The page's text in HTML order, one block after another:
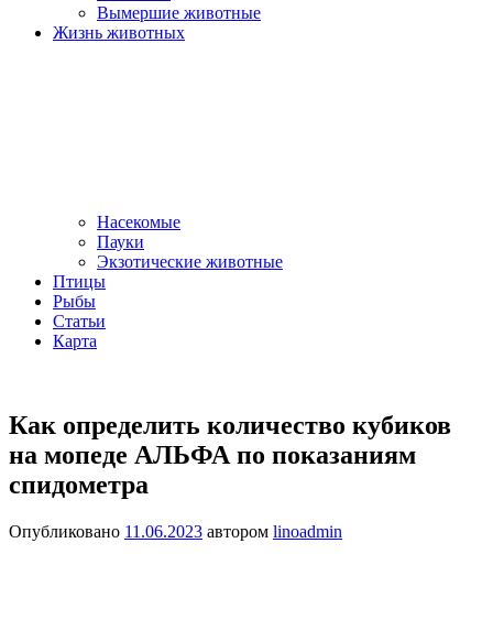
Вымершие животные
Жизнь животных
Насекомые
Пауки
Экзотические животные
Птицы
Рыбы
Статьи
Карта
Как определить количество кубиков
на мопеде АЛЬФА по показаниям
спидометра
Опубликовано 11.06.2023 автором linoadmin